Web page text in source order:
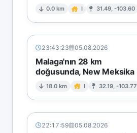
0.0 km I 31.49, -103.60
23:43:23 05.08.2026
Malaga'nın 28 km
doğusunda, New Meksika
18.0 km I 32.19, -103.77
22:17:59 05.08.2026